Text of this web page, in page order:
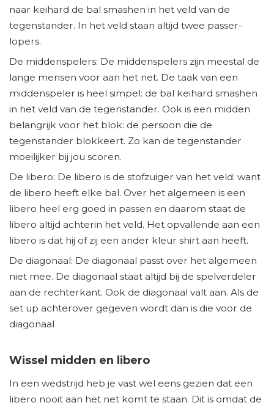
naar keihard de bal smashen in het veld van de
tegenstander. In het veld staan altijd twee passer-
lopers.
De middenspelers: De middenspelers zijn meestal de
lange mensen voor aan het net. De taak van een
middenspeler is heel simpel: de bal keihard smashen
in het veld van de tegenstander. Ook is een midden
belangrijk voor het blok: de persoon die de
tegenstander blokkeert. Zo kan de tegenstander
moeilijker bij jou scoren.
De libero: De libero is de stofzuiger van het veld: want
de libero heeft elke bal. Over het algemeen is een
libero heel erg goed in passen en daarom staat de
libero altijd achterin het veld. Het opvallende aan een
libero is dat hij of zij een ander kleur shirt aan heeft.
De diagonaal: De diagonaal passt over het algemeen
niet mee. De diagonaal staat altijd bij de spelverdeler
aan de rechterkant. Ook de diagonaal valt aan. Als de
set up achterover gegeven wordt dan is die voor de
diagonaal
Wissel midden en libero
In een wedstrijd heb je vast wel eens gezien dat een
libero nooit aan het net komt te staan. Dit is omdat de